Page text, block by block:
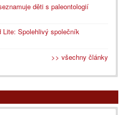
děti s paleontologií
Spolehlivý společník
>> všechny články